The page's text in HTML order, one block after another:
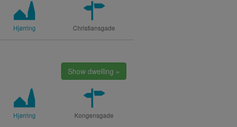
Hjørring Christiansgade
Show dwelling »
Hjørring Kongensgade